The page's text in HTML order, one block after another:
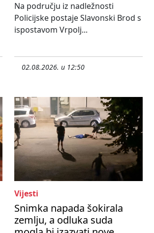
Na području iz nadležnosti
Policijske postaje Slavonski Brod s
ispostavom Vrpolj...
02.08.2026. u 12:50
Vijesti
Snimka napada šokirala
zemlju, a odluka suda